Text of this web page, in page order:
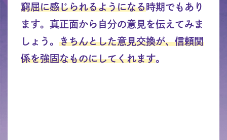
窮屈に感じられるようになる時期でもあり
ます。真正面から自分の意見を伝えてみま
しょう。 きちんとした意見交換が、信頼関
係を強固なものにしてくれます。